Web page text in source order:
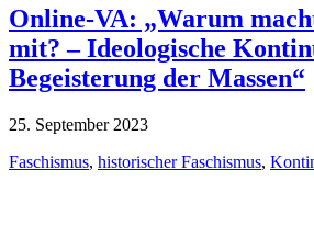
Online-VA: „Warum
mit? – Ideologische
Begeisterung der Massen“
25. September 2023
Faschismus, historischer Faschismus,